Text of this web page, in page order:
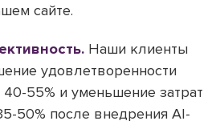
сайте.
Наши клиенты
удовлетворенности
55% и уменьшение затрат
50% после внедрения AI-